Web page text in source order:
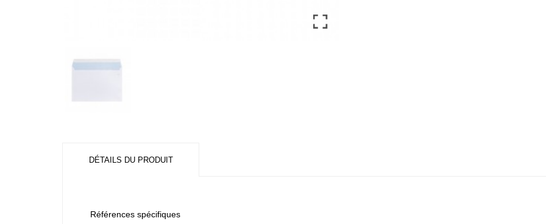
DÉTAILS DU PRODUIT
Références spécifiques